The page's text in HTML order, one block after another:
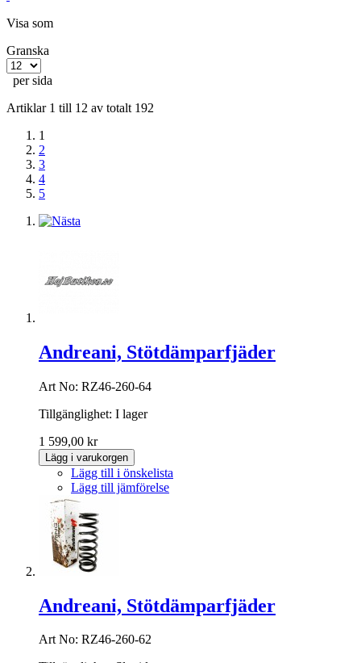
Visa som
Granska
per sida
Artiklar 1 till 12 av totalt 192
1
2
3
4
5
Andreani, Stötdämparfjäder
Art No: RZ46-260-64
Tillgänglighet: I lager
1 599,00 kr
Lägg i varukorgen
Lägg till i önskelista
Lägg till jämförelse
Andreani, Stötdämparfjäder
Art No: RZ46-260-62